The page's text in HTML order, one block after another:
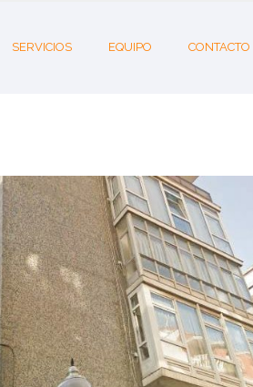
SERVICIOS EQUIPO CONTACTO